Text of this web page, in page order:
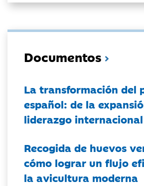
Documentos
La transformación del
español: de la
liderazgo internacional
Recogida de huevos
cómo lograr un flujo
la avicultura moderna